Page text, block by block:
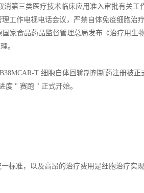
第三类医疗技术临床应用准入审批有关工
工作电视电话会议，严禁自体免疫细胞治疗
家食品药品监督管理总局发布《治疗用生
。
T 细胞自体回输制剂新药注册被正
度 " 赛跑 " 正式开始。
标准，以及高昂的治疗费用是细胞治疗实